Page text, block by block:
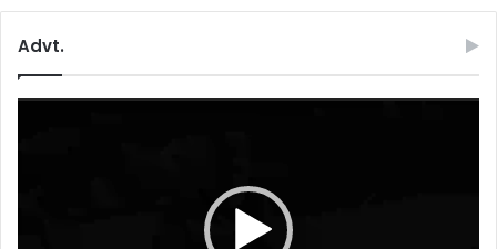
Advt.